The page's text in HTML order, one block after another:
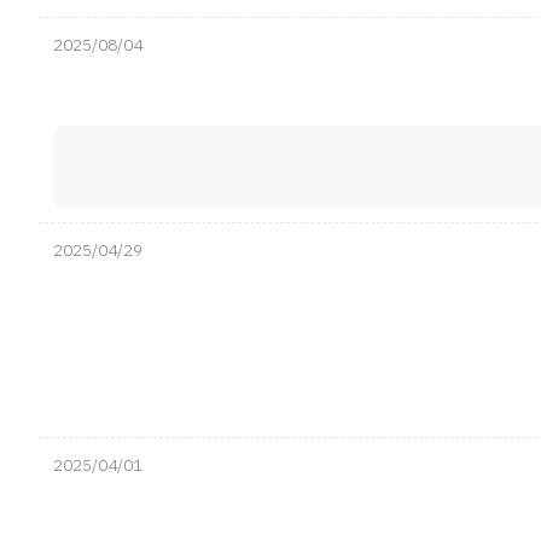
2025/08/04
2025/04/29
2025/04/01